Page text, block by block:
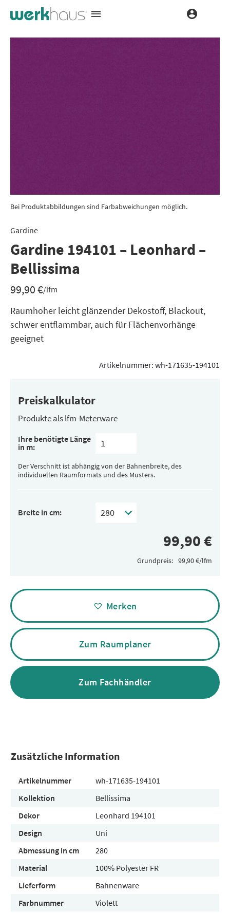
Bei Produktabbildungen sind Farbabweichungen möglich.
Gardine
Gardine 194101 – Leonhard –
Bellissima
99,90€/lfm
Raumhoher leicht glänzender Dekostoff, Blackout,
schwer entflammbar, auch für Flächenvorhänge
geeignet
Artikelnummer: wh-171635-194101
Preiskalkulator
Produkte als lfm-Meterware
Ihre benötigte Länge
in m:
Der Verschnitt ist abhängig von der Bahnenbreite, des
individuellen Raumformats und des Musters.
Breite in cm:
Grundpreis:
Alternative:
Merken
Zum Raumplaner
Zum Fachhändler
Zusätzliche Information
Artikelnummer
wh-171635-194101
Kollektion
Bellissima
Dekor
Leonhard 194101
Design
Uni
Abmessung in cm
280
Material
100% Polyester FR
Lieferform
Bahnenware
Farbnummer
Violett